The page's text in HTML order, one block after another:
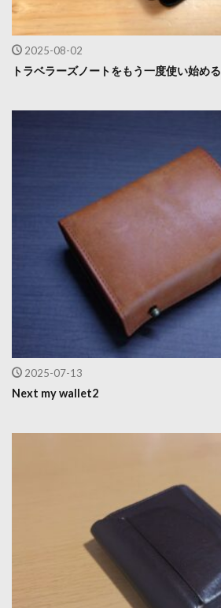
2025-08-02
トラベラーズノートをもう一度使い始める
2025-07-13
Next my wallet2